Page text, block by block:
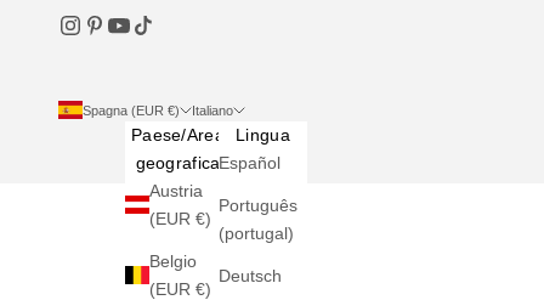
Spagna (EUR €)
Paese/Area
geografica
Austria
(EUR €)
Belgio
(EUR €)
Italiano
Lingua
Español
Português
(portugal)
Deutsch